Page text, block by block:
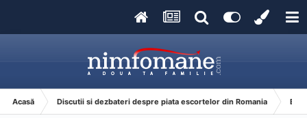
Acasă Discutii si dezbateri despre piata escortelor din Romania